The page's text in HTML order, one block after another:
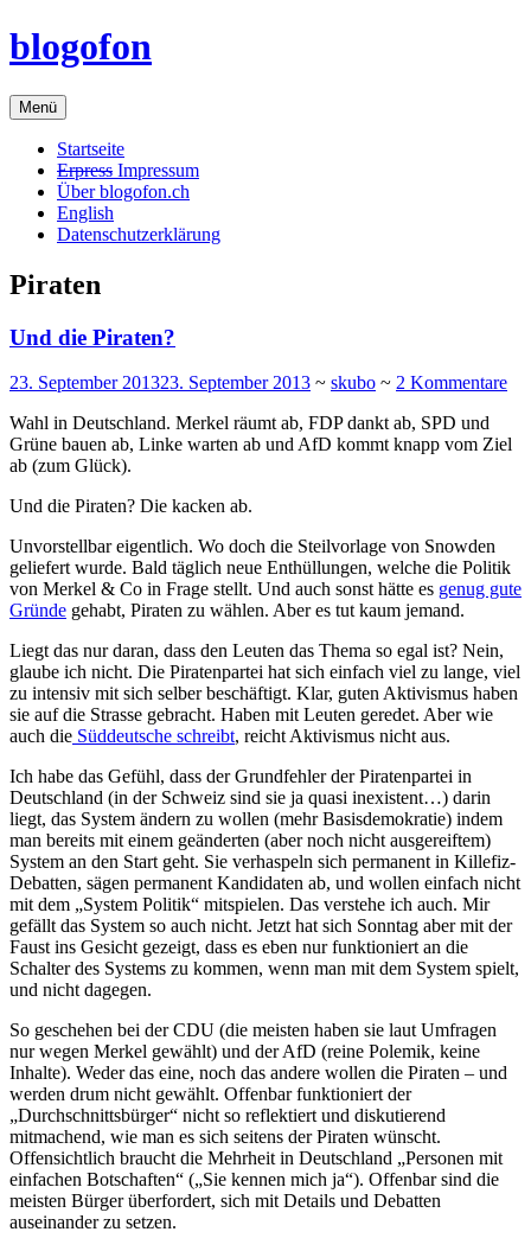
Zum
Inhalt
blogofon
Menü
Startseite
Erpress Impressum
Über blogofon.ch
English
Datenschutzerklärung
Piraten
Und die Piraten?
23. September 201323. September 2013 ~ skubo ~ 2 Kommentare
Wahl in Deutschland. Merkel räumt ab, FDP dankt ab, SPD und
Grüne bauen ab, Linke warten ab und AfD kommt knapp vom Ziel
ab (zum Glück).
Und die Piraten? Die kacken ab.
Unvorstellbar eigentlich. Wo doch die Steilvorlage von Snowden
geliefert wurde. Bald täglich neue Enthüllungen, welche die Politik
von Merkel & Co in Frage stellt. Und auch sonst hätte es genug gute
Gründe gehabt, Piraten zu wählen. Aber es tut kaum jemand.
Liegt das nur daran, dass den Leuten das Thema so egal ist? Nein,
glaube ich nicht. Die Piratenpartei hat sich einfach viel zu lange, viel
zu intensiv mit sich selber beschäftigt. Klar, guten Aktivismus haben
sie auf die Strasse gebracht. Haben mit Leuten geredet. Aber wie
auch die Süddeutsche schreibt, reicht Aktivismus nicht aus.
Ich habe das Gefühl, dass der Grundfehler der Piratenpartei in
Deutschland (in der Schweiz sind sie ja quasi inexistent…) darin
liegt, das System ändern zu wollen (mehr Basisdemokratie) indem
man bereits mit einem geänderten (aber noch nicht ausgereiftem)
System an den Start geht. Sie verhaspeln sich permanent in Killefiz-
Debatten, sägen permanent Kandidaten ab, und wollen einfach nicht
mit dem „System Politik“ mitspielen. Das verstehe ich auch. Mir
gefällt das System so auch nicht. Jetzt hat sich Sonntag aber mit der
Faust ins Gesicht gezeigt, dass es eben nur funktioniert an die
Schalter des Systems zu kommen, wenn man mit dem System spielt,
und nicht dagegen.
So geschehen bei der CDU (die meisten haben sie laut Umfragen
nur wegen Merkel gewählt) und der AfD (reine Polemik, keine
Inhalte). Weder das eine, noch das andere wollen die Piraten – und
werden drum nicht gewählt. Offenbar funktioniert der
„Durchschnittsbürger“ nicht so reflektiert und diskutierend
mitmachend, wie man es sich seitens der Piraten wünscht.
Offensichtlich braucht die Mehrheit in Deutschland „Personen mit
einfachen Botschaften“ („Sie kennen mich ja“). Offenbar sind die
meisten Bürger überfordert, sich mit Details und Debatten
auseinander zu setzen.